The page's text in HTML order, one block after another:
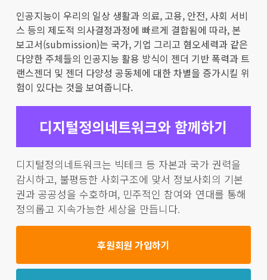
인공지능이 우리의 일상 생활과 의료, 고용, 안전, 사회 서비
스 등의 제도적 의사결정과정에 빠르게 결합됨에 따라, 본
보고서(submission)는 국가, 기업 그리고 혐오세력과 같은
다양한 주체들의 인공지능 활용 방식이 젠더 기반 폭력과 트
랜스젠더 및 젠더 다양성 공동체에 대한 차별을 증가시킬 위
험이 있다는 것을 보여줍니다.
디지털정의네트워크와 함께하기
디지털정의네트워크는 빅테크 등 자본과 국가 권력을
감시하고, 불평등한 사회구조에 맞서 정보사회의 기본
권과 공공성을 수호하며, 민주적인 참여와 연대를 통해
정의롭고 지속가능한 세상을 만듭니다.
후원회원 가입하기